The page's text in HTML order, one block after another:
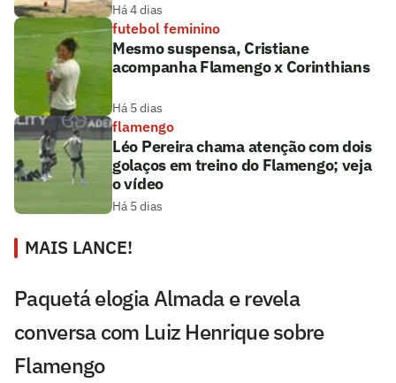
Há 4 dias
futebol feminino
Mesmo suspensa, Cristiane
acompanha Flamengo x Corinthians
Há 5 dias
flamengo
Léo Pereira chama atenção com dois
golaços em treino do Flamengo; veja
o vídeo
Há 5 dias
MAIS LANCE!
Paquetá elogia Almada e revela
conversa com Luiz Henrique sobre
Flamengo